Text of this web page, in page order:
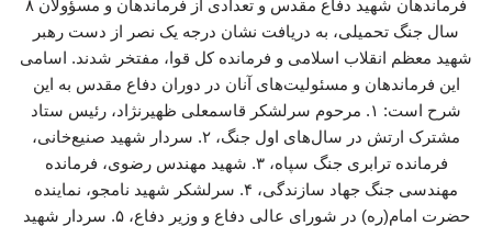
فرماندهان شهید دفاع مقدس و تعدادی از فرماندهان و مسؤولان ۸
سال جنگ تحمیلی، به دریافت نشان درجه یک نصر از دست رهبر
شهید معظم انقلاب اسلامی و فرمانده کل قوا، مفتخر شدند. اسامی
این فرماندهان و مسئولیت‌های آنان در دوران دفاع مقدس به این
شرح است: ۱. مرحوم سرلشکر قاسمعلی ظهیرنژاد، رئیس ستاد
مشترک ارتش در سال‌های اول جنگ، ۲. سردار شهید صنیع‌خانی،
فرمانده ترابری جنگ سپاه، ۳. شهید مهندس رضوی، فرمانده
مهندسی جنگ جهاد سازندگی، ۴. سرلشکر شهید نامجو، نماینده
حضرت امام(ره) در شورای عالی دفاع و وزیر دفاع، ۵. سردار شهید